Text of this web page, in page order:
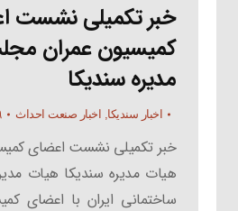
خبر تکمیلی نشست
کمیسیون عمران
مدیره سندیکا
اخبار سندیکا, اخبار صنعت احداث
خبر تکمیلی نشست اعضای
هیات مدیره سندیکا هیات
ساختمانی ایران با اعضای